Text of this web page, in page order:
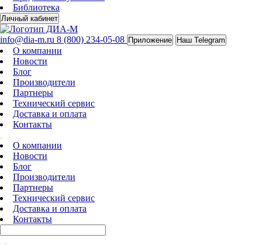
Библиотека
Личный кабинет
info@dia-m.ru 8 (800) 234-05-08 Приложение Наш Telegram
О компании
Новости
Блог
Производители
Партнеры
Технический сервис
Доставка и оплата
Контакты
О компании
Новости
Блог
Производители
Партнеры
Технический сервис
Доставка и оплата
Контакты